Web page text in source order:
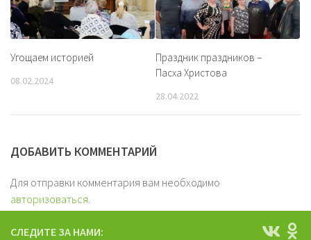
Угощаем историей
08.02.2024
Праздник праздников –
Пасха Христова
28.04.2022
ДОБАВИТЬ КОММЕНТАРИЙ
Для отправки комментария вам необходимо
авторизоваться.
СЛЕДИТЕ ЗА НАМИ: